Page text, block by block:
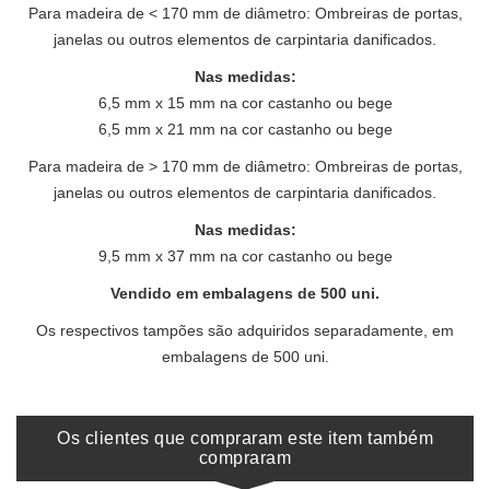
Para madeira de < 170 mm de diâmetro: Ombreiras de portas,
janelas ou outros elementos de carpintaria danificados.
Nas medidas:
6,5 mm x 15 mm na cor castanho ou bege
6,5 mm x 21 mm na cor castanho ou bege
Para madeira de > 170 mm de diâmetro: Ombreiras de portas,
janelas ou outros elementos de carpintaria danificados.
Nas medidas:
9,5 mm x 37 mm na cor castanho ou bege
Vendido em embalagens de 500 uni.
Os respectivos tampões são adquiridos separadamente, em
embalagens de 500 uni.
Os clientes que compraram este item também
compraram